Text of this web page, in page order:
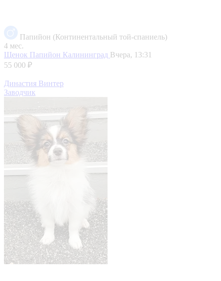
Папийон (Континентальный той-спаниель)
4 мес.
Щенок Папийон Калининград Вчера, 13:31
55 000 ₽
Династия Винтер
Заводчик